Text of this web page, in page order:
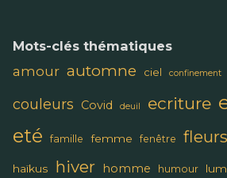
Mots-clés thématiques
amour automne ciel confinement
couleurs Covid deuil ecriture
eté famille femme fenêtre fleurs
haïkus hiver homme humour